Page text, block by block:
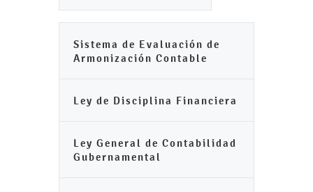
Sistema de Evaluación de
Armonización Contable
Ley de Disciplina Financiera
Ley General de Contabilidad
Gubernamental